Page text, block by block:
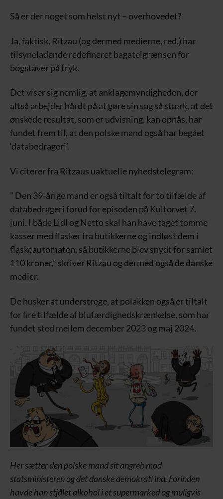
Så er der noget som helst nyt – overhovedet?
Ja, faktisk. Ritzau (og dermed medierne, red.) har
tilsyneladende redefineret bagatelgrænsen for
bogstaver på tryk.
Det viser sig nemlig, at anklagemyndigheden, der
altså arbejder hårdt på at gøre sin sag så stærk, at det
ønskede resultat, som er udvisning, kan opnås, har
fundet frem til, at den polske mand også har begået
‘databedrageri’.
Vi citerer fra Ritzaus uaktuelle nyhedstelegram:
” Den 39-årige mand er også tiltalt for to tilfælde af
databedrageri forud for episoden på Kultorvet 7.
juni. I både Lidl og Netto skal han have taget tomme
kasser med flasker fra butikkerne og indløst dem i
flaskeautomaten, så butikkerne blev snydt for samlet
110 kroner,” skriver Ritzau og dermed også de danske
medier.
De husker at understrege, at polakken også er tiltalt
for fire tilfælde af blufærdighedskrænkelse, som har
fundet sted mellem december 2023 og maj 2024.
Her sætter den polske mand sit angreb mod
statsministeren og det danske demokrati ind. Forinden
havde han stjålet alkohol i et supermarked og muligvis